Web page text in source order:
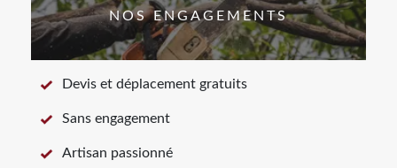
NOS ENGAGEMENTS
Devis et déplacement gratuits
Sans engagement
Artisan passionné